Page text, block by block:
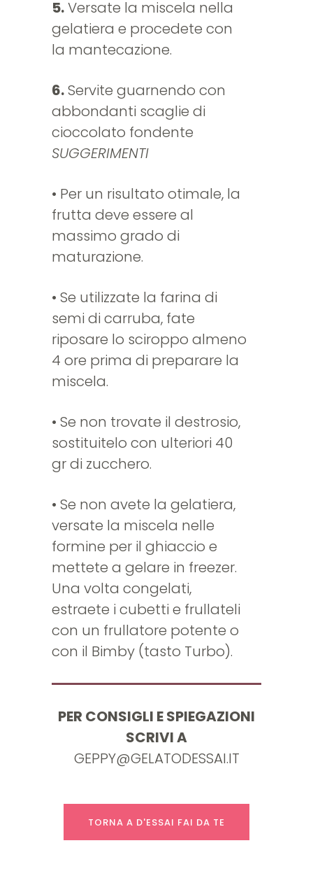
5.Versate la miscela nella
gelatiera e procedete con
la mantecazione.
6.Servite guarnendo con
abbondanti scaglie di
cioccolato fondente
SUGGERIMENTI
• Per un risultato otimale, la
frutta deve essere al
massimo grado di
maturazione.
• Se utilizzate la farina di
semi di carruba, fate
riposare lo sciroppo almeno
4 ore prima di preparare la
miscela.
• Se non trovate il destrosio,
sostituitelo con ulteriori 40
gr di zucchero.
• Se non avete la gelatiera,
versate la miscela nelle
formine per il ghiaccio e
mettete a gelare in freezer.
Una volta congelati,
estraete i cubetti e frullateli
con un frullatore potente o
con il Bimby (tasto Turbo).
PER CONSIGLI E SPIEGAZIONI
SCRIVI A
GEPPY@GELATODESSAI.IT
TORNA A D'ESSAI FAI DA TE